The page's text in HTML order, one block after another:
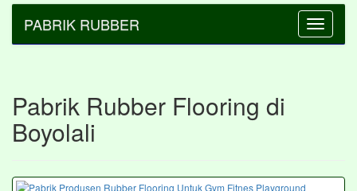
Toggle
PABRIK RUBBER
Pabrik Rubber Flooring di
Boyolali